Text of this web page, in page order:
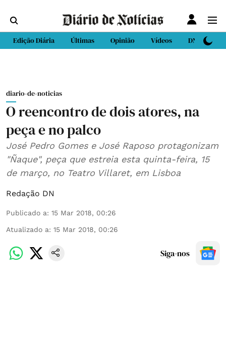
Edição Diária Últimas Opinião Vídeos DN Sport
diario-de-noticias
O reencontro de dois atores, na
peça e no palco
José Pedro Gomes e José Raposo protagonizam
"Ñaque", peça que estreia esta quinta-feira, 15
de março, no Teatro Villaret, em Lisboa
Redação DN
Publicado a: 15 Mar 2018, 00:26
Atualizado a: 15 Mar 2018, 00:26
Siga-nos